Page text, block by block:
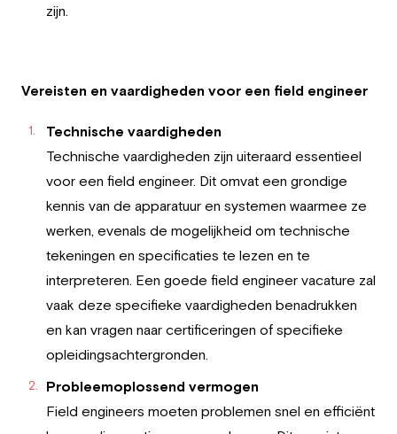
zijn.
Vereisten en vaardigheden voor een field engineer
Technische vaardigheden
Technische vaardigheden zijn uiteraard essentieel
voor een field engineer. Dit omvat een grondige
kennis van de apparatuur en systemen waarmee ze
werken, evenals de mogelijkheid om technische
tekeningen en specificaties te lezen en te
interpreteren. Een goede field engineer vacature zal
vaak deze specifieke vaardigheden benadrukken
en kan vragen naar certificeringen of specifieke
opleidingsachtergronden.
Probleemoplossend vermogen
Field engineers moeten problemen snel en efficiënt